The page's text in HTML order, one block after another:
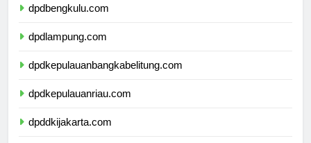
dpdbengkulu.com
dpdlampung.com
dpdkepulauanbangkabelitung.com
dpdkepulauanriau.com
dpddkijakarta.com